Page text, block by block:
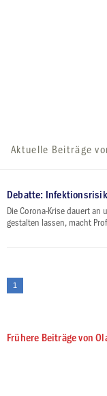
Aktuelle Beiträge
Debatte:
Die Corona-Krise dauert
gestalten lassen, macht
1
Frühere Beiträge von